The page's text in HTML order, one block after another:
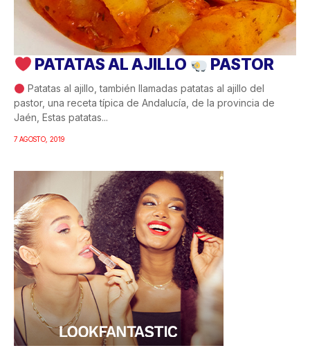
PATATAS AL AJILLO PASTOR
Patatas al ajillo, también llamadas patatas al ajillo del
pastor, una receta típica de Andalucía, de la provincia de
Jaén, Estas patatas...
7 AGOSTO, 2019